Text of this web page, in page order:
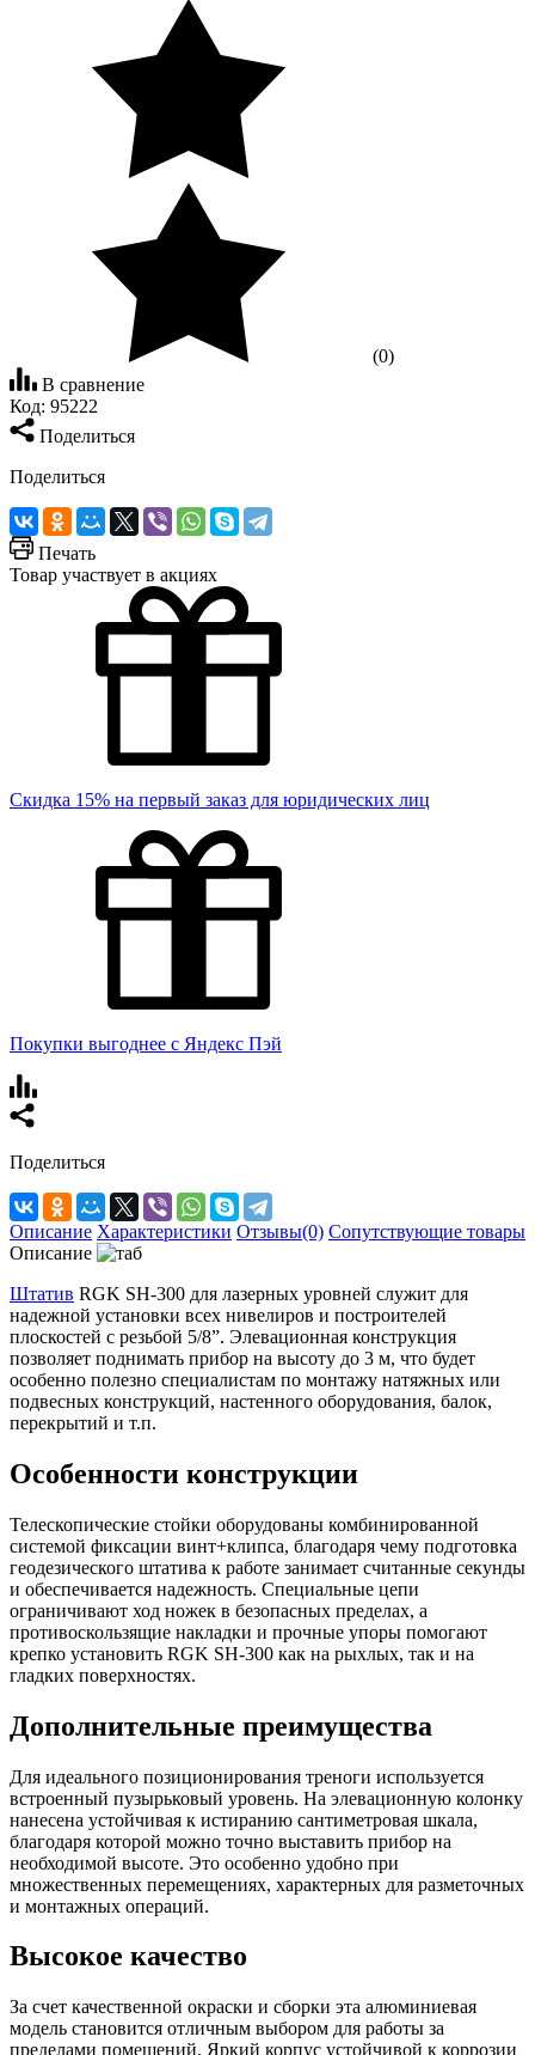
(0)
В сравнение
Код: 95222
Поделиться
Поделиться
Печать
Товар участвует в акциях
Скидка 15% на первый заказ для юридических лиц
Покупки выгоднее с Яндекс Пэй
Поделиться
Описание Характеристики Отзывы(0) Сопутствующие товары
Описание
Штатив RGK SH-300 для лазерных уровней служит для
надежной установки всех нивелиров и построителей
плоскостей с резьбой 5/8”. Элевационная конструкция
позволяет поднимать прибор на высоту до 3 м, что будет
особенно полезно специалистам по монтажу натяжных или
подвесных конструкций, настенного оборудования, балок,
перекрытий и т.п.
Особенности конструкции
Телескопические стойки оборудованы комбинированной
системой фиксации винт+клипса, благодаря чему подготовка
геодезического штатива к работе занимает считанные секунды
и обеспечивается надежность. Специальные цепи
ограничивают ход ножек в безопасных пределах, а
противоскользящие накладки и прочные упоры помогают
крепко установить RGK SH-300 как на рыхлых, так и на
гладких поверхностях.
Дополнительные преимущества
Для идеального позиционирования треноги используется
встроенный пузырьковый уровень. На элевационную колонку
нанесена устойчивая к истиранию сантиметровая шкала,
благодаря которой можно точно выставить прибор на
необходимой высоте. Это особенно удобно при
множественных перемещениях, характерных для разметочных
и монтажных операций.
Высокое качество
За счет качественной окраски и сборки эта алюминиевая
модель становится отличным выбором для работы за
пределами помещений. Яркий корпус устойчивой к коррозии